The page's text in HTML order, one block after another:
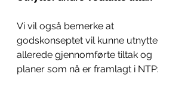
Vi vil også bemerke at
godskonseptet vil kunne utnytte
allerede gjennomførte tiltak og
planer som nå er framlagt i NTP: